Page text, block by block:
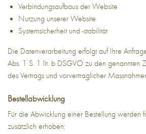
Verbindungsaufbaus der Website
Nutzung unserer Website
Systemsicherheit und -stabilität
Die Datenverarbeitung erfolgt auf Ihre
Abs. 1 S. 1 lit. b DSGVO zu den genannten
des Vertrags und vorvertraglicher
Bestellabwicklung
Für die Abwicklung einer Bestellung werden
zusätzlich erhoben: